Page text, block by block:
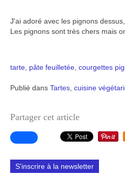
J'ai adoré avec les pignons
Les pignons sont très chers mais
tarte pâte feuilletée courgettes
Publié dans Tartes cuisine
Partager cet article
S'inscrire à la newsletter